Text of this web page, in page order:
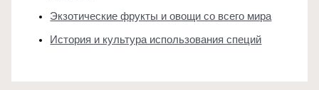
Экзотические фрукты и овощи со всего мира
История и культура использования специй